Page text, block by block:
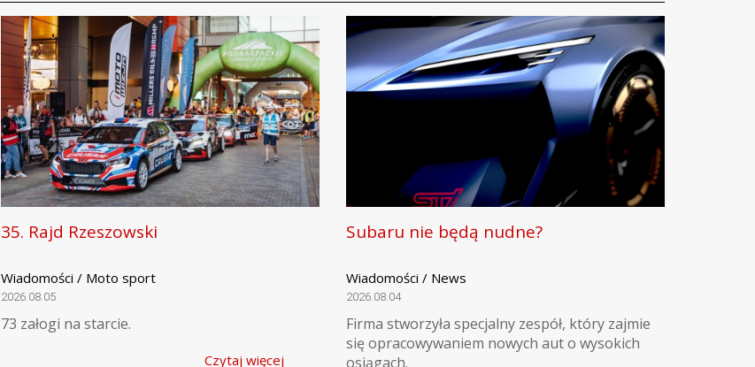
35. Rajd Rzeszowski
Wiadomości / Moto sport
2026.08.05
73 załogi na starcie.
Czytaj więcej
Subaru nie będą nudne?
Wiadomości / News
2026.08.04
Firma stworzyła specjalny zespół, który zajmie
się opracowywaniem nowych aut o wysokich
osiągach.